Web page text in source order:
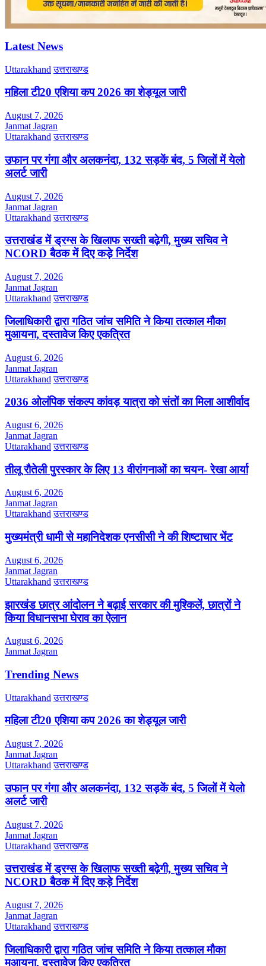
Latest News
Uttarakhand उत्तराखण्ड
महिला टी20 एशिया कप 2026 का शेड्यूल जारी
August 7, 2026
Janmat Jagran
Uttarakhand उत्तराखण्ड
उफान पर गंगा और अलकनंदा, 132 सड़कें बंद, 5 जिलों में येलो
अलर्ट जारी
August 7, 2026
Janmat Jagran
Uttarakhand उत्तराखण्ड
उत्तराखंड में ड्रग्स के खिलाफ सख्ती बढ़ेगी, मुख्य सचिव ने
NCORD बैठक में दिए कड़े निर्देश
August 7, 2026
Janmat Jagran
Uttarakhand उत्तराखण्ड
जिलाधिकारी द्वारा गठित जांच समिति ने किया तत्काल मौका
मुआयना, दस्तावेज किए एकत्रित
August 6, 2026
Janmat Jagran
Uttarakhand उत्तराखण्ड
2036 ओलंपिक संकल्प कांवड़ यात्रा को संतों का मिला आशीर्वाद
August 6, 2026
Janmat Jagran
Uttarakhand उत्तराखण्ड
तीलू रौतेली पुरस्कार के लिए 13 वीरांगनाओं का चयन- रेखा आर्या
August 6, 2026
Janmat Jagran
Uttarakhand उत्तराखण्ड
मुख्यमंत्री धामी से महानिदेशक एनसीसी ने की शिष्टाचार भेंट
August 6, 2026
Janmat Jagran
Uttarakhand उत्तराखण्ड
झारखंड छात्र आंदोलन ने बढ़ाई सरकार की मुश्किलें, छात्रों ने
किया विधानसभा घेराव का ऐलान
August 6, 2026
Janmat Jagran
Trending News
Uttarakhand उत्तराखण्ड
महिला टी20 एशिया कप 2026 का शेड्यूल जारी
August 7, 2026
Janmat Jagran
Uttarakhand उत्तराखण्ड
उफान पर गंगा और अलकनंदा, 132 सड़कें बंद, 5 जिलों में येलो
अलर्ट जारी
August 7, 2026
Janmat Jagran
Uttarakhand उत्तराखण्ड
उत्तराखंड में ड्रग्स के खिलाफ सख्ती बढ़ेगी, मुख्य सचिव ने
NCORD बैठक में दिए कड़े निर्देश
August 7, 2026
Janmat Jagran
Uttarakhand उत्तराखण्ड
जिलाधिकारी द्वारा गठित जांच समिति ने किया तत्काल मौका
मुआयना, दस्तावेज किए एकत्रित